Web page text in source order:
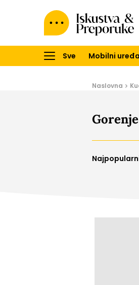
&
Sve Mobilni
Naslovna